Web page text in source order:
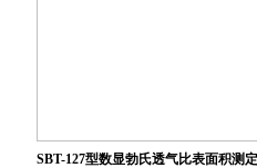
SBT-127型数显勃氏透气比表面积测定